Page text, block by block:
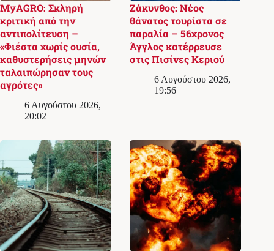
MyAGRO: Σκληρή
κριτική από την
αντιπολίτευση –
«Φιέστα χωρίς ουσία,
καθυστερήσεις μηνών
ταλαιπώρησαν τους
αγρότες»
6 Αυγούστου 2026,
20:02
Ζάκυνθος: Νέος
θάνατος τουρίστα σε
παραλία – 56χρονος
Άγγλος κατέρρευσε
στις Πισίνες Κεριού
6 Αυγούστου 2026,
19:56